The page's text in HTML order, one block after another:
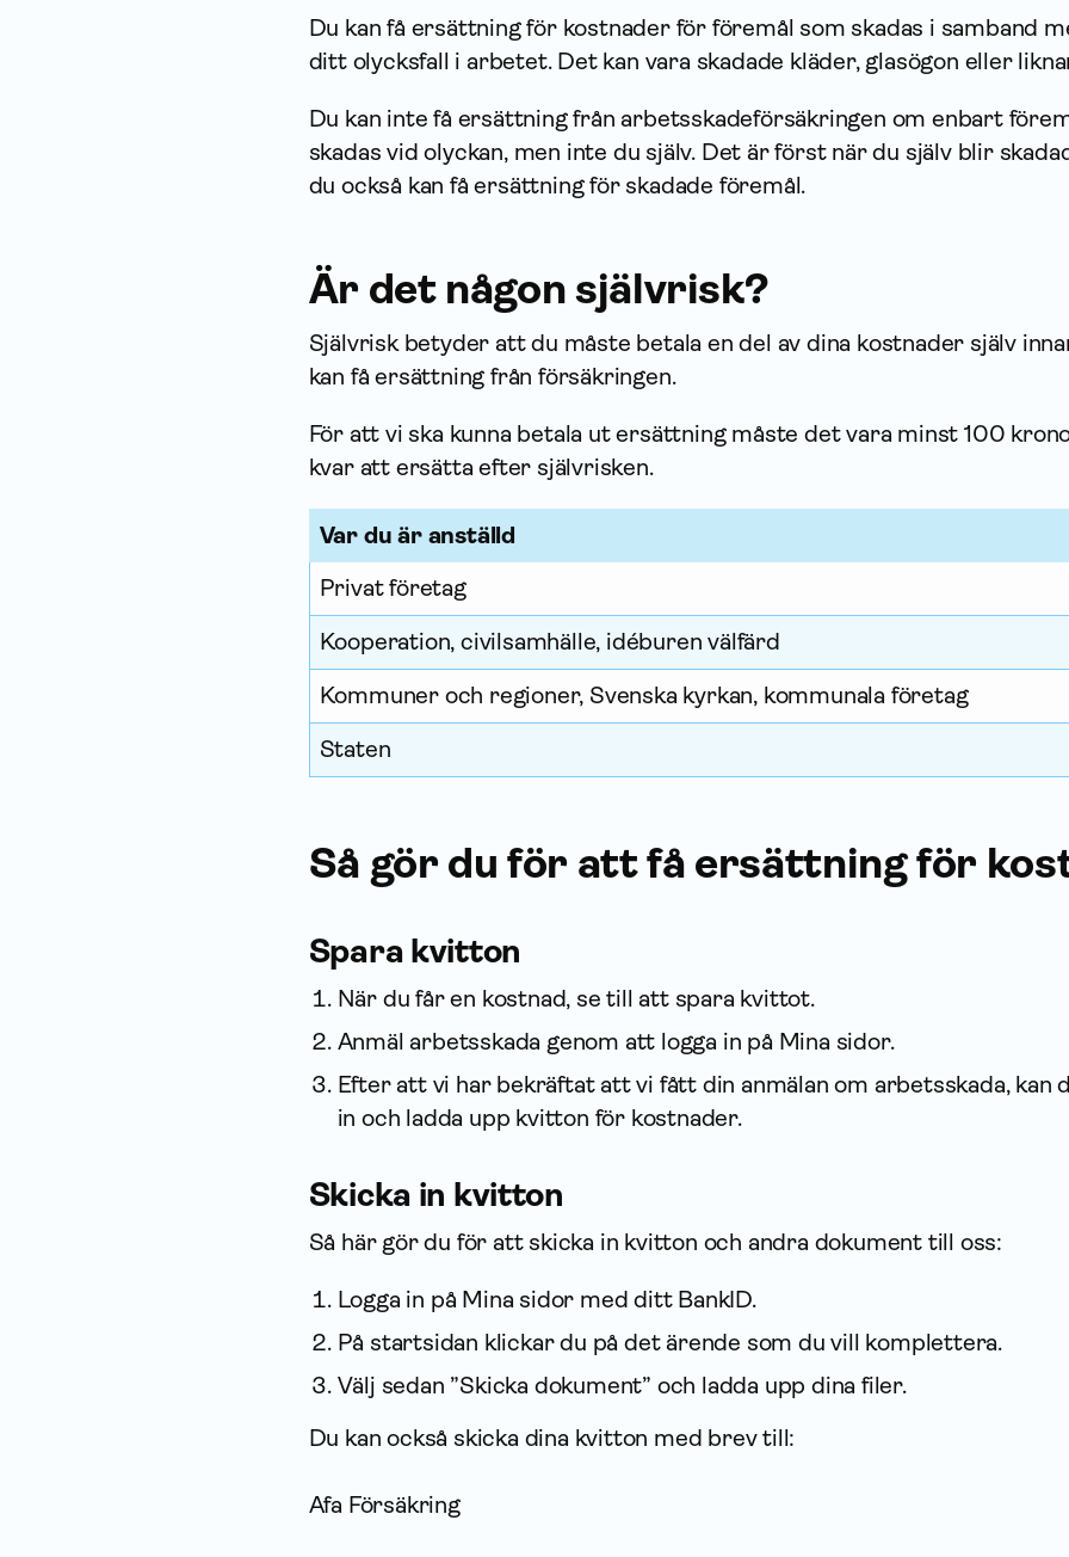
Du kan få ersättning för kostnader för föremål som skadas i samband
ditt olycksfall i arbetet. Det kan vara skadade kläder, glasögon eller
Du kan inte få ersättning från arbets­skade­försäkringen om enbart
skadas vid olyckan, men inte du själv. Det är först när du själv blir
du också kan få ersättning för skadade föremål.
Är det någon självrisk?
Självrisk betyder att du måste betala en del av dina kostnader själv
kan få ersättning från försäkringen.
För att vi ska kunna betala ut ersättning måste det vara minst 100
kvar att ersätta efter självrisken.
Var du är anställd
Privat företag
Kooperation, civilsamhälle, idéburen välfärd
Kommuner och regioner, Svenska kyrkan, kommunala företag
Staten
Så gör du för att få ersättning för
Spara kvitton
När du får en kostnad, se till att spara kvittot.
Anmäl arbetsskada genom att logga in på Mina sidor.
Efter att vi har bekräftat att vi fått din anmälan om arbetsskada, kan
in och ladda upp kvitton för kostnader.
Skicka in kvitton
Så här gör du för att skicka in kvitton och andra dokument till oss:
Logga in på Mina sidor med ditt BankID.
På startsidan klickar du på det ärende som du vill komplettera.
Välj sedan ”Skicka dokument” och ladda upp dina filer.
Du kan också skicka dina kvitton med brev till:
Afa För­säkring